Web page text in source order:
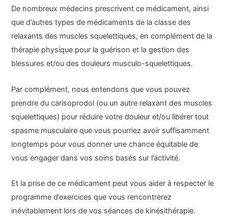
De nombreux médecins prescrivent ce médicament, ainsi
que d’autres types de médicaments de la classe des
relaxants des muscles squelettiques, en complément de la
thérapie physique pour la guérison et la gestion des
blessures et/ou des douleurs musculo-squelettiques.
Par complément, nous entendons que vous pouvez
prendre du carisoprodol (ou un autre relaxant des muscles
squelettiques) pour réduire votre douleur et/ou libérer tout
spasme musculaire que vous pourriez avoir suffisamment
longtemps pour vous donner une chance équitable de
vous engager dans vos soins basés sur l’activité.
Et la prise de ce médicament peut vous aider à respecter le
programme d’exercices que vous rencontrerez
inévitablement lors de vos séances de kinésithérapie.